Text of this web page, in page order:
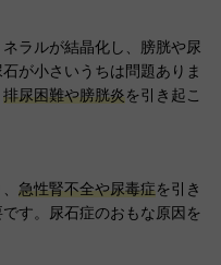
ラルが結晶化し、膀胱や尿
が小さいうちは問題ありま
排尿困難や膀胱炎を引き起こ
急性腎不全や尿毒症を引き
す。尿石症のおもな原因を